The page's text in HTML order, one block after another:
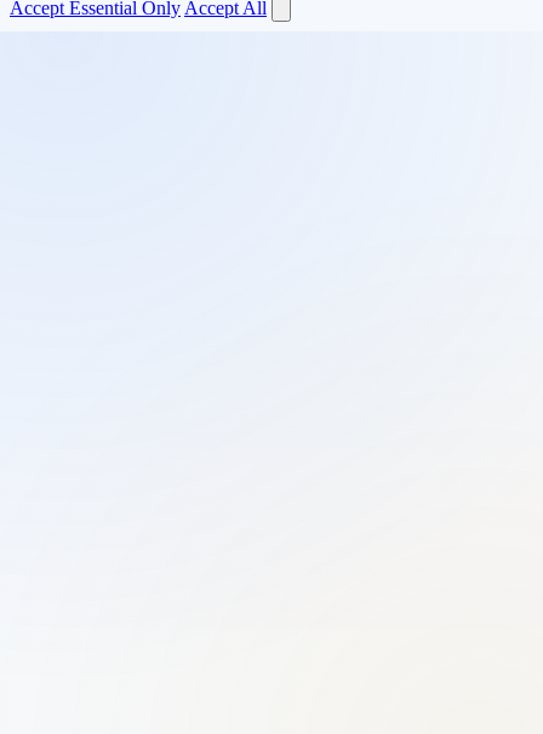
Accept Essential Only Accept All